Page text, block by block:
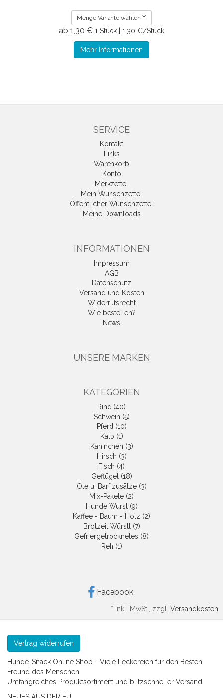
Menge Variante wählen
ab 1,30 € 1 Stück | 1,30 €/Stück
Mehr Informationen
SERVICE
Kontakt
Links
Warenkorb
Konto
Merkzettel
Mein Wunschzettel
Öffentlicher Wunschzettel
Meine Downloads
INFORMATIONEN
Impressum
AGB
Datenschutz
Versand und Kosten
Widerrufsrecht
Wie bestellen?
News
UNSERE MARKEN
KATEGORIEN
Rind (40)
Schwein (5)
Pferd (10)
Kalb (1)
Kaninchen (3)
Hirsch (3)
Fisch (4)
Geflügel (18)
Öle u. Barf zusätze (3)
Mix-Pakete (2)
Hunde Wurst (9)
Kaffee - Baum - Holz (2)
Brotzeit Würstl (7)
Gefriergetrocknetes (8)
Reh (1)
Facebook
* inkl. MwSt., zzgl. Versandkosten
Vertrag widerrufen
Hunde-Snack Online Shop - Viele Leckereien für den Besten
Freund des Menschen
Umfangreiches Produktsortiment und blitzschneller Versand!